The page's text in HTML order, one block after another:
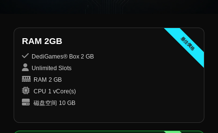
最佳價格
RAM 2GB
DediGames® Box 2 GB
Unlimited Slots
RAM 2 GB
CPU 1 vCore(s)
磁盘空间 10 GB